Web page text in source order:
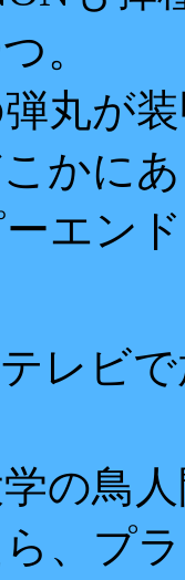
。
丸が
かに
エン
レビ
の鳥
、プ